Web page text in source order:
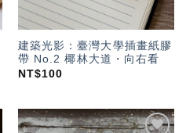
建築光影：臺灣大學插畫紙膠
帶 No.2 椰林大道・向右看
NT$100